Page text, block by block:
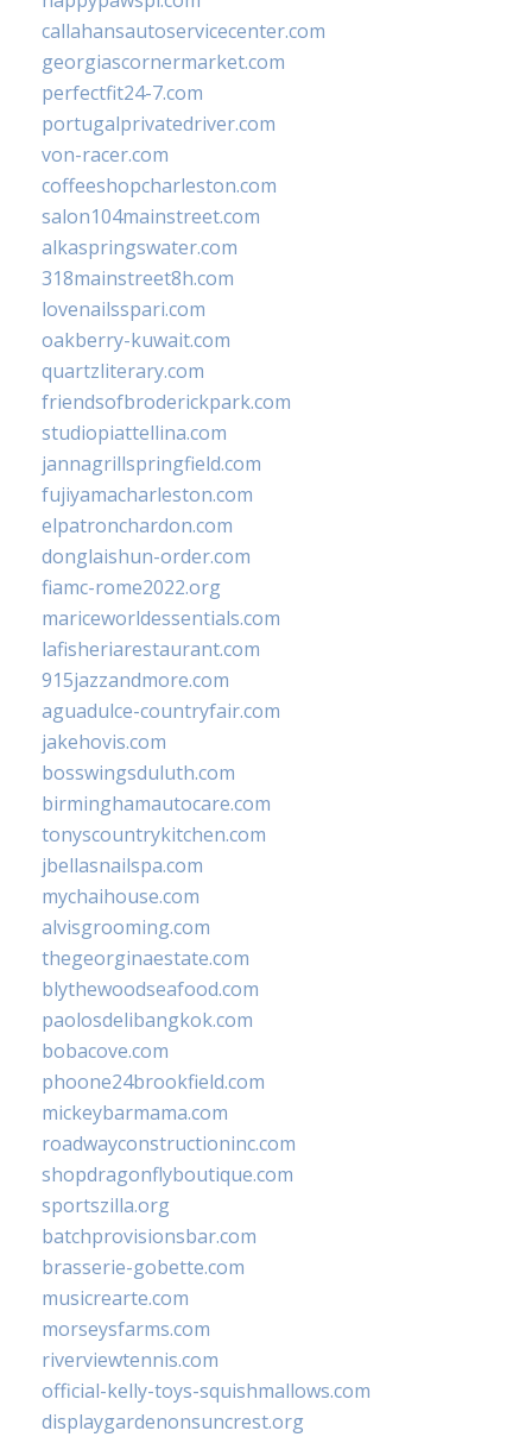
callahansautoservicecenter.com
georgiascornermarket.com
perfectfit24-7.com
portugalprivatedriver.com
von-racer.com
coffeeshopcharleston.com
salon104mainstreet.com
alkaspringswater.com
318mainstreet8h.com
lovenailsspari.com
oakberry-kuwait.com
quartzliterary.com
friendsofbroderickpark.com
studiopiattellina.com
jannagrillspringfield.com
fujiyamacharleston.com
elpatronchardon.com
donglaishun-order.com
fiamc-rome2022.org
mariceworldessentials.com
lafisheriarestaurant.com
915jazzandmore.com
aguadulce-countryfair.com
jakehovis.com
bosswingsduluth.com
birminghamautocare.com
tonyscountrykitchen.com
jbellasnailspa.com
mychaihouse.com
alvisgrooming.com
thegeorginaestate.com
blythewoodseafood.com
paolosdelibangkok.com
bobacove.com
phoone24brookfield.com
mickeybarmama.com
roadwayconstructioninc.com
shopdragonflyboutique.com
sportszilla.org
batchprovisionsbar.com
brasserie-gobette.com
musicrearte.com
morseysfarms.com
riverviewtennis.com
official-kelly-toys-squishmallows.com
displaygardenonsuncrest.org